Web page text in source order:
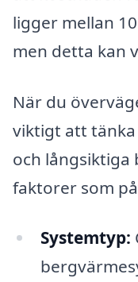
ligger mellan
men detta kan
När du
viktigt att
och långsiktiga
faktorer som
Systemtyp: